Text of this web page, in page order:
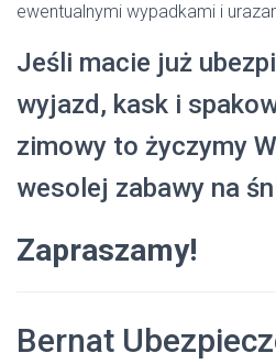
ewentualnymi wypadkami i
Jeśli macie już
wyjazd, kask i
zimowy to życzymy
wesolej zabawy na
Zapraszamy!
Bernat